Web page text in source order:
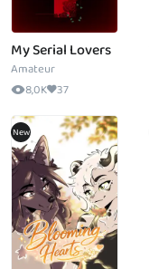
My Serial Lovers
Amateur
8,0K 37